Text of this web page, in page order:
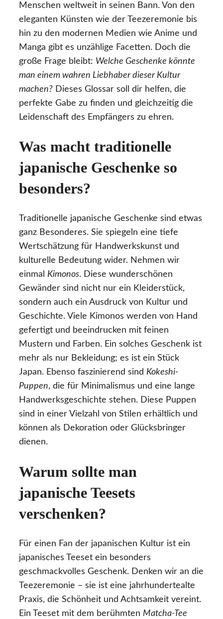
Menschen weltweit in seinen Bann. Von den
eleganten Künsten wie der Teezeremonie bis
hin zu den modernen Medien wie Anime und
Manga gibt es unzählige Facetten. Doch die
große Frage bleibt: Welche Geschenke könnte
man einem wahren Liebhaber dieser Kultur
machen? Dieses Glossar soll dir helfen, die
perfekte Gabe zu finden und gleichzeitig die
Leidenschaft des Empfängers zu ehren.
Was macht traditionelle
japanische Geschenke so
besonders?
Traditionelle japanische Geschenke sind etwas
ganz Besonderes. Sie spiegeln eine tiefe
Wertschätzung für Handwerkskunst und
kulturelle Bedeutung wider. Nehmen wir
einmal Kimonos. Diese wunderschönen
Gewänder sind nicht nur ein Kleiderstück,
sondern auch ein Ausdruck von Kultur und
Geschichte. Viele Kimonos werden von Hand
gefertigt und beeindrucken mit feinen
Mustern und Farben. Ein solches Geschenk ist
mehr als nur Bekleidung; es ist ein Stück
Japan. Ebenso faszinierend sind Kokeshi-
Puppen, die für Minimalismus und eine lange
Handwerksgeschichte stehen. Diese Puppen
sind in einer Vielzahl von Stilen erhältlich und
können als Dekoration oder Glücksbringer
dienen.
Warum sollte man
japanische Teesets
verschenken?
Für einen Fan der japanischen Kultur ist ein
japanisches Teeset ein besonders
geschmackvolles Geschenk. Denken wir an die
Teezeremonie – sie ist eine jahrhundertealte
Praxis, die Schönheit und Achtsamkeit vereint.
Ein Teeset mit dem berühmten Matcha-Tee